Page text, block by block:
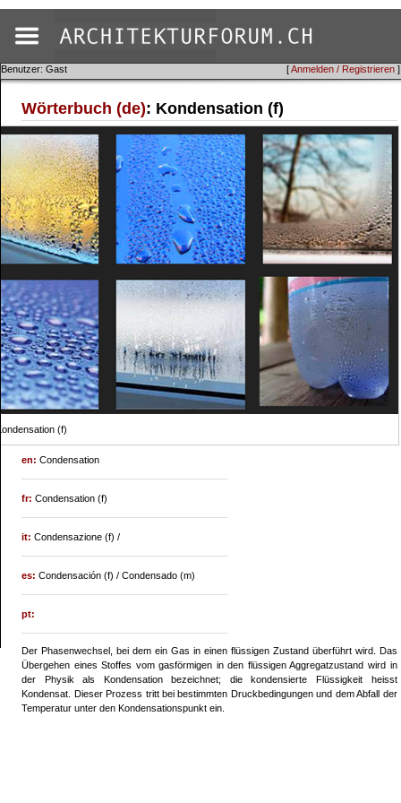
[Anmelden / Registrieren ]
Benutzer: Gast
Wörterbuch (de): Kondensation (f)
(f)
en:Condensation
fr:Condensation (f)
it:Condensazione (f) /
es:Condensación (f) / Condensado (m)
pt:
Der Phasenwechsel, bei dem ein Gas in einen flüssigen Zustand überführt wird. Das
Übergehen eines Stoffes vom gasförmigen in den flüssigen Aggregatzustand wird in
der Physik als Kondensation bezeichnet; die kondensierte Flüssigkeit heisst
Kondensat. Dieser Prozess tritt bei bestimmten Druckbedingungen und dem Abfall der
Temperatur unter den Kondensationspunkt ein.